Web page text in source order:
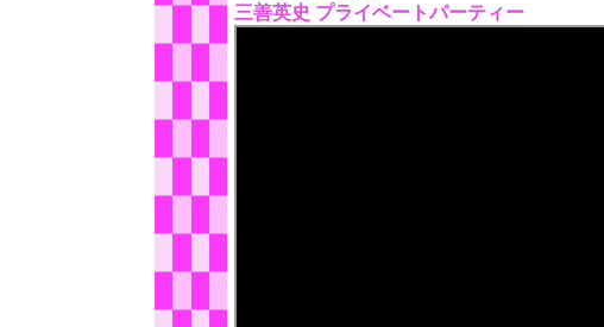
三善英史 プライベートパーティー